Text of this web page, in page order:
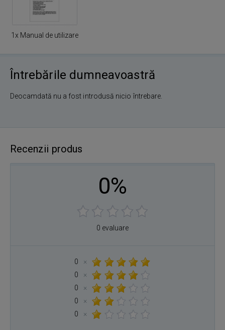
1x Manual de utilizare
Întrebările dumneavoastră
Deocamdată nu a fost introdusă nicio întrebare.
Recenzii produs
0%
0 evaluare
0
×
0
×
0
×
0
×
0
×